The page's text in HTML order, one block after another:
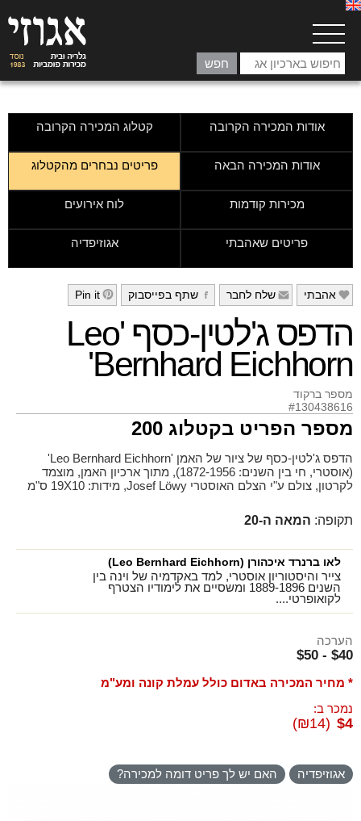
אודות המכירה הקרובה קטלוג המכירה הקרובה
אודות המכירה הבאה פריטים נבחרים מהקטלוג
מכירות קודמות לוח אירועים
פריטים שאהבתי אגוזיפדיה
e אהבתי f שלח לחבר g שתף בפייסבוק h
Pin it
הדפס ג'לטין-כסף 'Leo
Bernhard Eichhorn'
מספר ברקוד
#130438616
מספר הפריט בקטלוג 200
הדפס ג'לטין-כסף של ציור של האמן 'Leo Bernhard Eichhorn'
(אוסטרי, חי בין השנים: 1872-1956), מתוך ארכיון האמן, מוצמד
לקרטון, צולם ע"י הצלם האוסטרי Josef Löwy, מידות: 19X10 ס"מ
תקופה: המאה ה-20
לאו ברנרד איכהורן (Leo Bernhard Eichhorn)
צייר והיסטוריון אוסטרי, למד באקדמיה של וינה בין
השנים 1889-1896 ומשסיים את לימודיו הצטרף
לקואופרטי....
הערכה
$40 - $50
* מחיר המכירה באדום כולל עמלת קונה ומע"מ
נמכר ב:
$4
(₪14)
אגוזיפדיה האם יש לך פריט דומה למכירה?